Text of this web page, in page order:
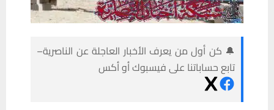
🔔 كن أول من يعرف الأخبار العاجلة عن الناصرية–
تابع حساباتنا على فيسبوك أو أكس